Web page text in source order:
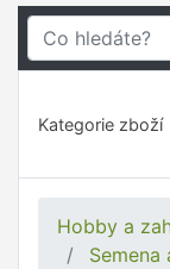
Kategorie zboží
Hobby a
Semena